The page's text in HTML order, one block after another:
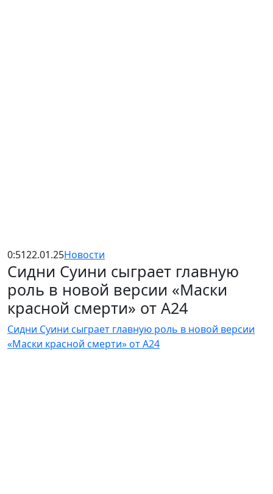
0:5122.01.25Новости
Сидни Суини сыграет главную
роль в новой версии «Маски
красной смерти» от A24
Сидни Суини сыграет главную роль в новой версии
«Маски красной смерти» от A24